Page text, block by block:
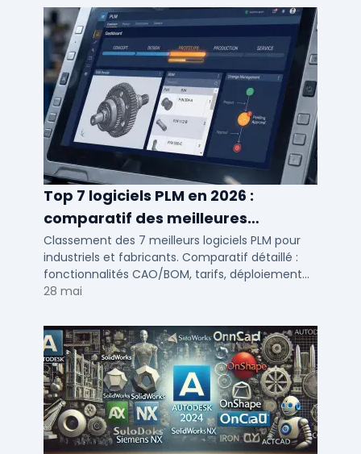
Top 7 logiciels PLM en 2026 :
comparatif des meilleures
solutions de gestion du cycle de vie
produit
Classement des 7 meilleurs logiciels PLM pour
industriels et fabricants. Comparatif détaillé :
fonctionnalités CAO/BOM, tarifs, déploiement
cloud ou on-premise, avis utilisateurs PME et ETI.
28 mai